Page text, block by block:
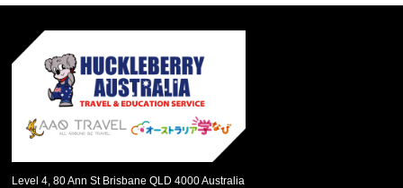
Level 4, 80 Ann St Brisbane QLD 4000 Australia